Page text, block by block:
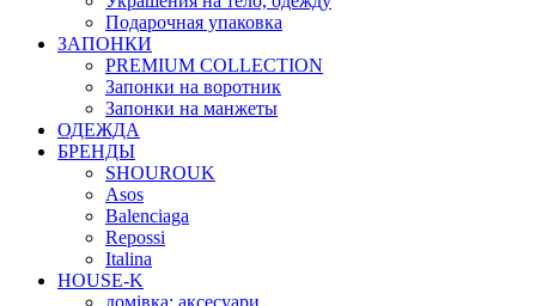
Подарочная упаковка
ЗАПОНКИ
PREMIUM COLLECTION
Запонки на воротник
Запонки на манжеты
ОДЕЖДА
БРЕНДЫ
SHOUROUK
Asos
Balenciaga
Repossi
Italina
HOUSE-K
домівка: аксесуари